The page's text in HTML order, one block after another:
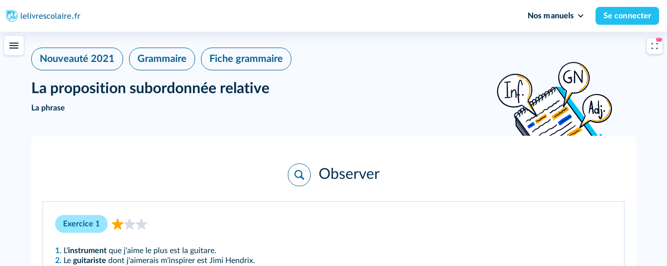
Nos manuels
Se connecter
Nouveauté 2021 Grammaire Fiche grammaire
La proposition subordonnée relative
La phrase
Observer
Exercice 1
1. L'instrument que j'aime le plus est la guitare.
2. Le guitariste dont j'aimerais m'inspirer est Jimi Hendrix.